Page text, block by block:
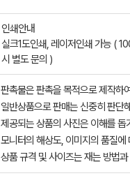
인쇄안내
실크1도인쇄, 레이저인쇄 가능 (
시 별도 문의 )
판촉물은 판촉을 목적으로 제작하
일반상품으로 판매는 신중히 판단
제공되는 상품의 사진은 이해를
모니터의 해상도, 이미지의 품질
상품 규격 및 사이즈는 재는 방법